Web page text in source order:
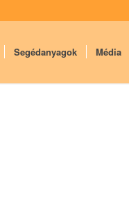
Segédanyagok Média